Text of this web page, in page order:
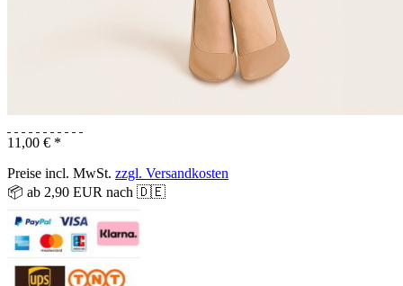
11,00 € *
Preise incl. MwSt. zzgl. Versandkosten
📦 ab 2,90 EUR nach 🇩🇪